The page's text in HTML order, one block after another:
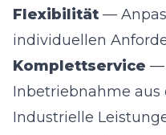
Flexibilität —
individuellen
Komplettservice —
Inbetriebnahme aus
Industrielle